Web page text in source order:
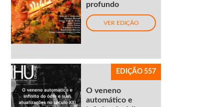
profundo
VER EDIÇÃO
EDIÇÃO 557
O veneno
automático e